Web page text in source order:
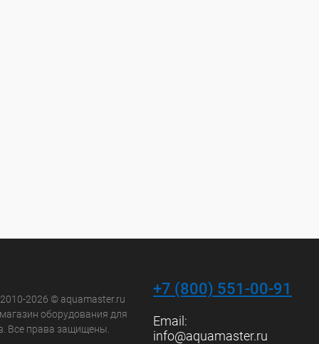
2026 © aquamaster.ru
оборудования для
Все права защищены.
+7 (800) 551-00-91
Email:
info@aquamaster.ru